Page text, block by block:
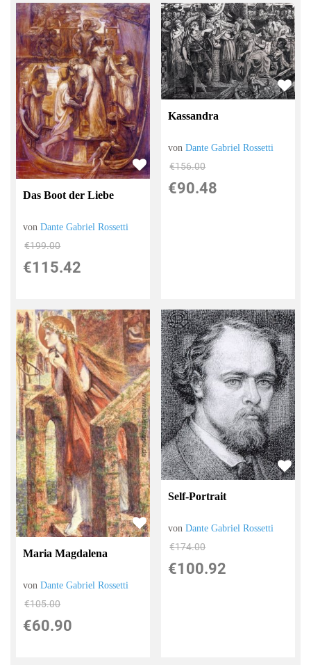
Das Boot der Liebe
vonDante Gabriel Rossetti
€199.00
€115.42
Kassandra
vonDante Gabriel Rossetti
€156.00
€90.48
Maria Magdalena
vonDante Gabriel Rossetti
€105.00
€60.90
Self-Portrait
vonDante Gabriel Rossetti
€174.00
€100.92